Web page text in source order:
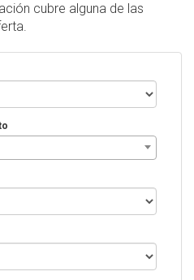
cubre alguna de las